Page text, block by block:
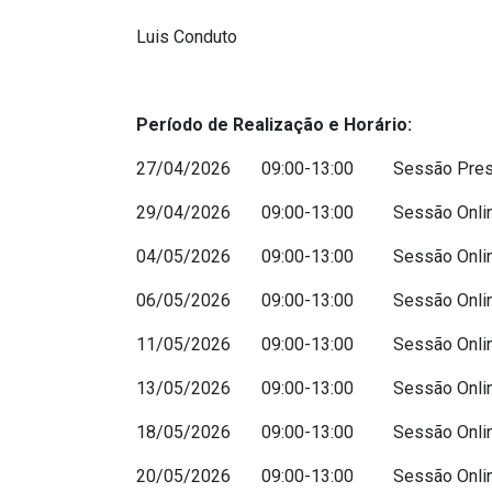
Luis Conduto
Período de Realização e Horário:
27/04/2026 09:00-13:00 Sessão
29/04/2026 09:00-13:00 Sessão
04/05/2026 09:00-13:00 Sessão
06/05/2026 09:00-13:00 Sessão
11/05/2026 09:00-13:00 Sessão
13/05/2026 09:00-13:00 Sessão
18/05/2026 09:00-13:00 Sessão
20/05/2026 09:00-13:00 Sessão